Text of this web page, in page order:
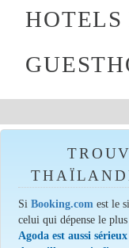
HOTELS
SiBooking.com est le
celui qui dépense le
Agoda est aussi